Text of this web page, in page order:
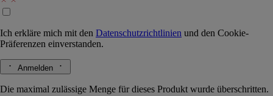
Ich erkläre mich mit den Datenschutzrichtlinien und den Cookie-
Präferenzen einverstanden.
Anmelden
Die maximal zulässige Menge für dieses Produkt wurde überschritten.